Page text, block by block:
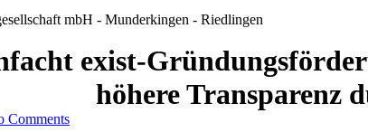
exist-
höhere Transparenz
Comments